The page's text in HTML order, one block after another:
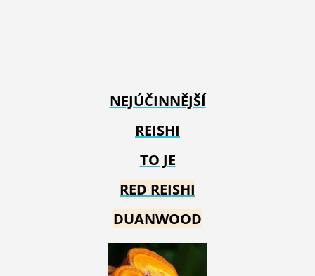
NEJÚČINNĚJŠÍ
REISHI
TO JE
RED REISHI
DUANWOOD